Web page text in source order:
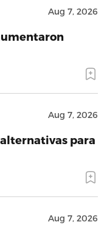
Aug 7, 2026
Aug 7, 2026
para
Aug 7, 2026